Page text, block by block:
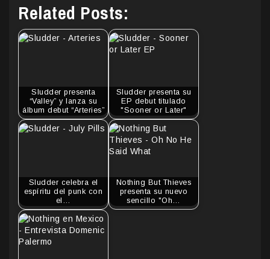
Related Posts:
Sludder presenta
“Valley” y lanza su
álbum debut “Arteries”
Sludder presenta su
EP debut titulado
"Sooner or Later"
Sludder celebra el
espíritu del punk con
el…
Nothing But Thieves
presenta su nuevo
sencillo "Oh…